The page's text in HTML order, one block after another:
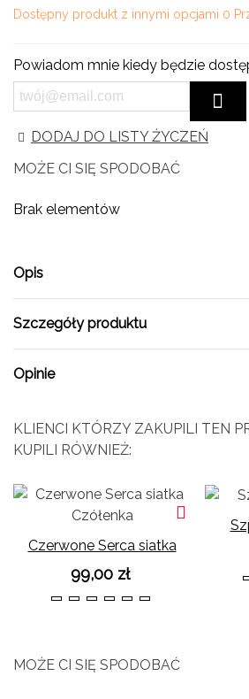
Dostępny produkt z innymi opcjami 0
Powiadom mnie kiedy będzie
DODAJ DO LISTY ŻYCZEŃ
MOŻE CI SIĘ SPODOBAĆ
Brak elementów
Opis
Szczegóły produktu
Opinie
KLIENCI KTÓRZY ZAKUPILI TEN
KUPILI RÓWNIEŻ:
Czerwone Serca siatka
Czółenka
99,00 zł
363738394041
MOŻE CI SIĘ SPODOBAĆ